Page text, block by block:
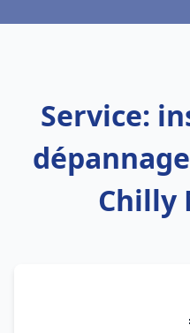
Service:
Chilly